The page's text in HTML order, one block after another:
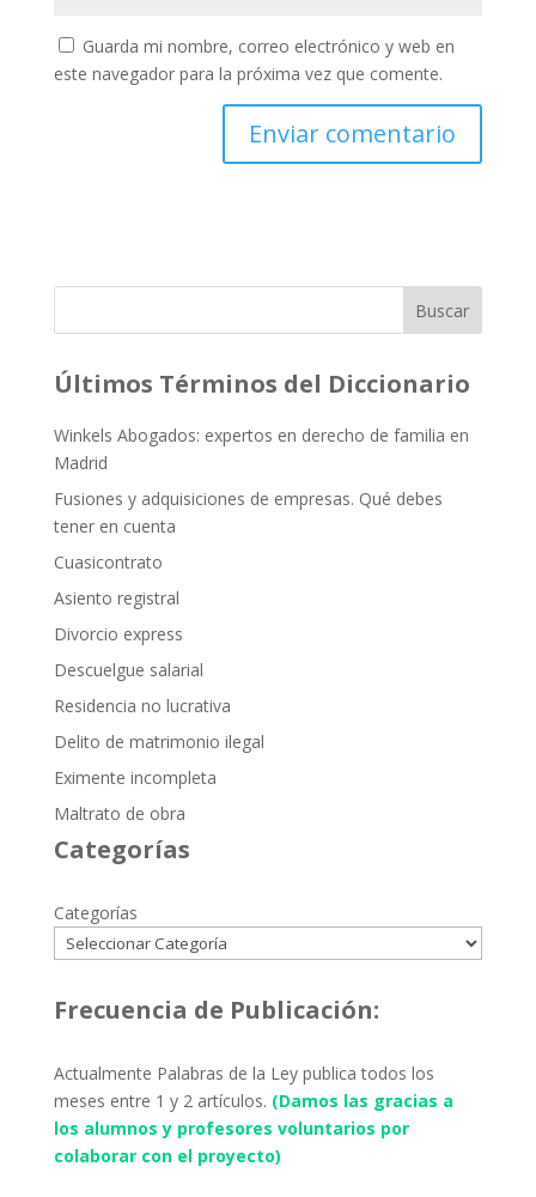
Guarda mi nombre, correo electrónico y web en
este navegador para la próxima vez que comente.
Buscar
Últimos Términos del Diccionario
Winkels Abogados: expertos en derecho de familia en
Madrid
Fusiones y adquisiciones de empresas. Qué debes
tener en cuenta
Cuasicontrato
Asiento registral
Divorcio express
Descuelgue salarial
Residencia no lucrativa
Delito de matrimonio ilegal
Eximente incompleta
Maltrato de obra
Categorías
Categorías
Frecuencia de Publicación:
Actualmente Palabras de la Ley publica todos los
meses entre 1 y 2 artículos. (Damos las gracias a
los alumnos y profesores voluntarios por
colaborar con el proyecto)